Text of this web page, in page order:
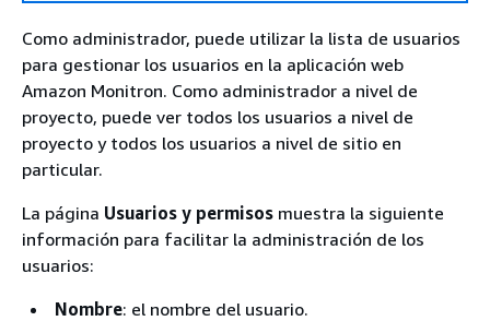
Como administrador, puede utilizar la lista de usuarios
para gestionar los usuarios en la aplicación web
Amazon Monitron. Como administrador a nivel de
proyecto, puede ver todos los usuarios a nivel de
proyecto y todos los usuarios a nivel de sitio en
particular.
La página Usuarios y permisos muestra la siguiente
información para facilitar la administración de los
usuarios:
Nombre: el nombre del usuario.